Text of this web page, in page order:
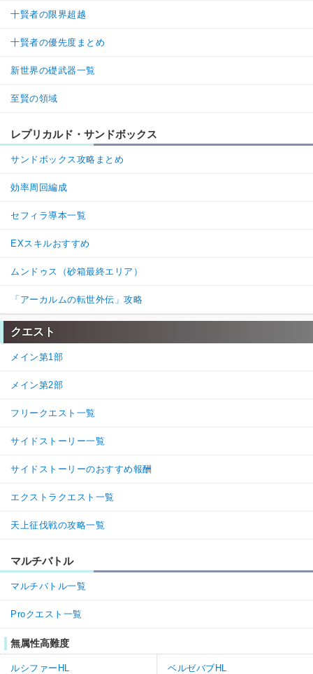
十賢者の限界超越
十賢者の優先度まとめ
新世界の礎武器一覧
至賢の領域
レプリカルド・サンドボックス
サンドボックス攻略まとめ
効率周回編成
セフィラ導本一覧
EXスキルおすすめ
ムンドゥス（砂箱最終エリア）
「アーカルムの転世外伝」攻略
クエスト
メイン第1部
メイン第2部
フリークエスト一覧
サイドストーリー一覧
サイドストーリーのおすすめ報酬
エクストラクエスト一覧
天上征伐戦の攻略一覧
マルチバトル
マルチバトル一覧
Proクエスト一覧
無属性高難度
ルシファーHL ベルゼバブHL